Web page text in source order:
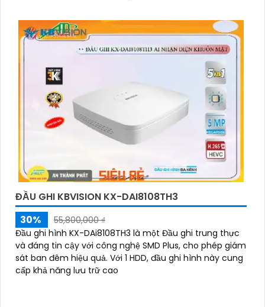
ĐẦU GHI KBVISION KX-DAI8108TH3
30%
55,800,000 ₫
Đầu ghi hình KX-DAi8108TH3 là một Đầu ghi trung thực
và đáng tin cậy với công nghệ SMD Plus, cho phép giám
sát ban đêm hiệu quả. Với 1 HDD, đầu ghi hình này cung
cấp khả năng lưu trữ cao